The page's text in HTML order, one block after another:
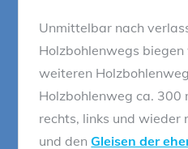
Unmittelbar nach
Holzbohlenwegs biegen
weiteren
Holzbohlenweg ca. 300
rechts, links und wieder
und denGleisen der